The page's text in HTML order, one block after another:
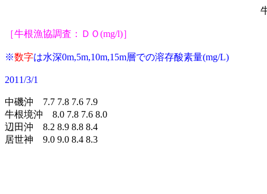
［牛根漁協調査：ＤＯ(mg/l)］
※数字は水深0m,5m,10m,15m層での溶存酸素量(mg/L)
2011/3/1
中磯沖 7.7 7.8 7.6 7.9
牛根境沖 8.0 7.8 7.6 8.0
辺田沖 8.2 8.9 8.8 8.4
居世神 9.0 9.0 8.4 8.3